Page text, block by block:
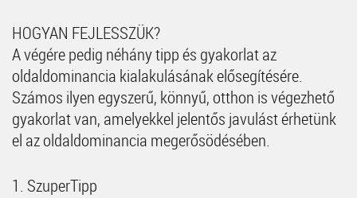
HOGYAN FEJLESSZÜK?
A végére pedig néhány tipp és gyakorlat az
oldaldominancia kialakulásának elősegítésére.
Számos ilyen egyszerű, könnyű, otthon is végezhető
gyakorlat van, amelyekkel jelentős javulást érhetünk
el az oldaldominancia megerősödésében.
1. SzuperTipp